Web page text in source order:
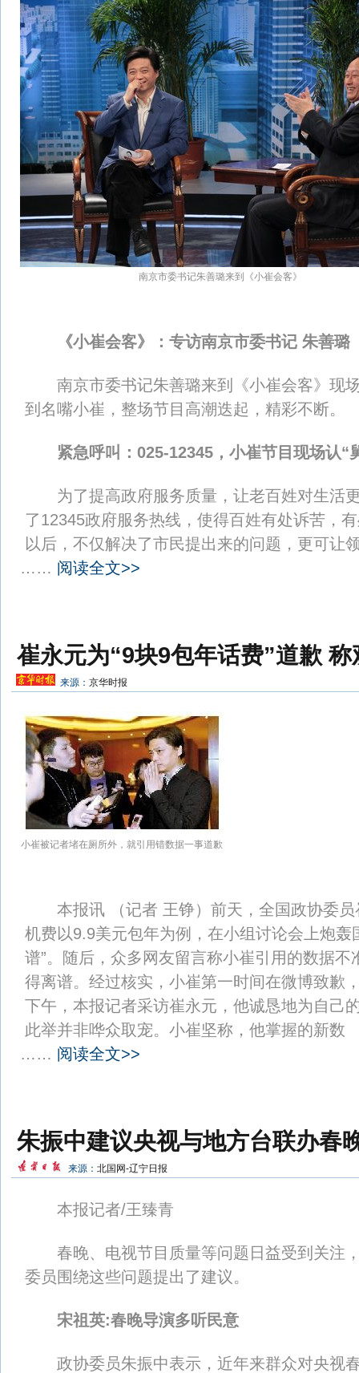
南京市委书记朱善璐来到《小崔会客》
《小崔会客》：专访南京市委书记 朱善璐
南京市委书记朱善璐来到《小崔会客》现
到名嘴小崔，整场节目高潮迭起，精彩不断。
紧急呼叫：025-12345，小崔节目现场认“
为了提高政府服务质量，让老百姓对生活
了12345政府服务热线，使得百姓有处诉苦，
以后，不仅解决了市民提出来的问题，更可让
…… 阅读全文>>
崔永元为“9块9包年话费”道歉 称
来源： 京华时报
小崔被记者堵在厕所外，就引用错数据一事道歉
本报讯 （记者 王铮）前天，全国政协委员
机费以9.9美元包年为例，在小组讨论会上炮轰
谱”。随后，众多网友留言称小崔引用的数据不
得离谱。经过核实，小崔第一时间在微博致歉
下午，本报记者采访崔永元，他诚恳地为自己
此举并非哗众取宠。小崔坚称，他掌握的新数
…… 阅读全文>>
朱振中建议央视与地方台联办春
来源： 北国网-辽宁日报
本报记者/王臻青
春晚、电视节目质量等问题日益受到关注，
委员围绕这些问题提出了建议。
宋祖英:春晚导演多听民意
政协委员朱振中表示，近年来群众对央视春